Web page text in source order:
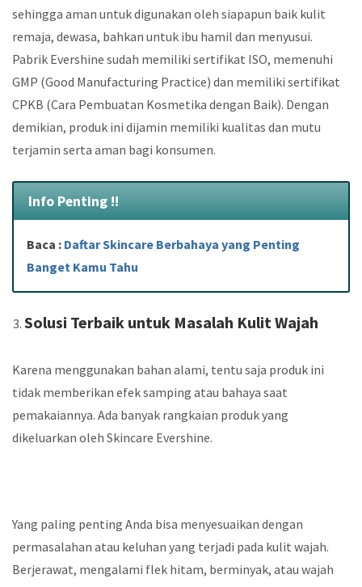
sehingga aman untuk digunakan oleh siapapun baik kulit
remaja, dewasa, bahkan untuk ibu hamil dan menyusui.
Pabrik Evershine sudah memiliki sertifikat ISO, memenuhi
GMP (Good Manufacturing Practice) dan memiliki sertifikat
CPKB (Cara Pembuatan Kosmetika dengan Baik). Dengan
demikian, produk ini dijamin memiliki kualitas dan mutu
terjamin serta aman bagi konsumen.
Info Penting !!
Baca : Daftar Skincare Berbahaya yang Penting
Banget Kamu Tahu
Solusi Terbaik untuk Masalah Kulit Wajah
Karena menggunakan bahan alami, tentu saja produk ini
tidak memberikan efek samping atau bahaya saat
pemakaiannya. Ada banyak rangkaian produk yang
dikeluarkan oleh Skincare Evershine.
Yang paling penting Anda bisa menyesuaikan dengan
permasalahan atau keluhan yang terjadi pada kulit wajah.
Berjerawat, mengalami flek hitam, berminyak, atau wajah